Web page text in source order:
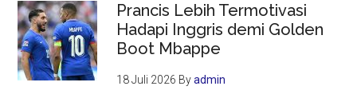
Prancis Lebih Termotivasi
Hadapi Inggris demi Golden
Boot Mbappe
18 Juli 2026 Byadmin